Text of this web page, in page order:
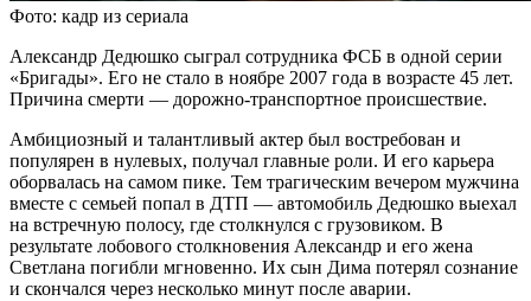
Фото: кадр из сериала
Александр Дедюшко сыграл сотрудника ФСБ в одной серии
«Бригады». Его не стало в ноябре 2007 года в возрасте 45 лет.
Причина смерти — дорожно-транспортное происшествие.
Амбициозный и талантливый актер был востребован и
популярен в нулевых, получал главные роли. И его карьера
оборвалась на самом пике. Тем трагическим вечером мужчина
вместе с семьей попал в ДТП — автомобиль Дедюшко выехал
на встречную полосу, где столкнулся с грузовиком. В
результате лобового столкновения Александр и его жена
Светлана погибли мгновенно. Их сын Дима потерял сознание
и скончался через несколько минут после аварии.